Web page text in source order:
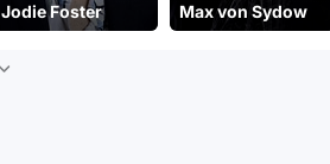
Jodie Foster Max von Sydow